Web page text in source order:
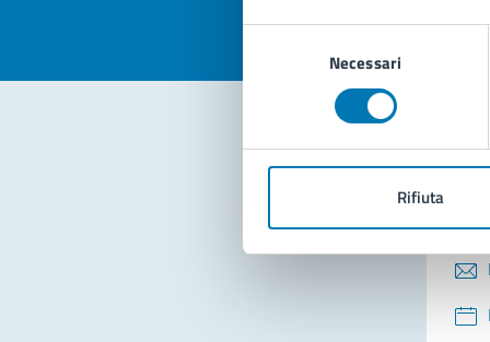
consenso
Necessari
Rifiuta